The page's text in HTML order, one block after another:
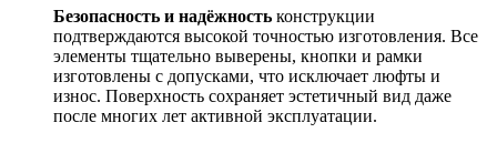
Безопасность и надёжность конструкции
подтверждаются высокой точностью изготовления. Все
элементы тщательно выверены, кнопки и рамки
изготовлены с допусками, что исключает люфты и
износ. Поверхность сохраняет эстетичный вид даже
после многих лет активной эксплуатации.